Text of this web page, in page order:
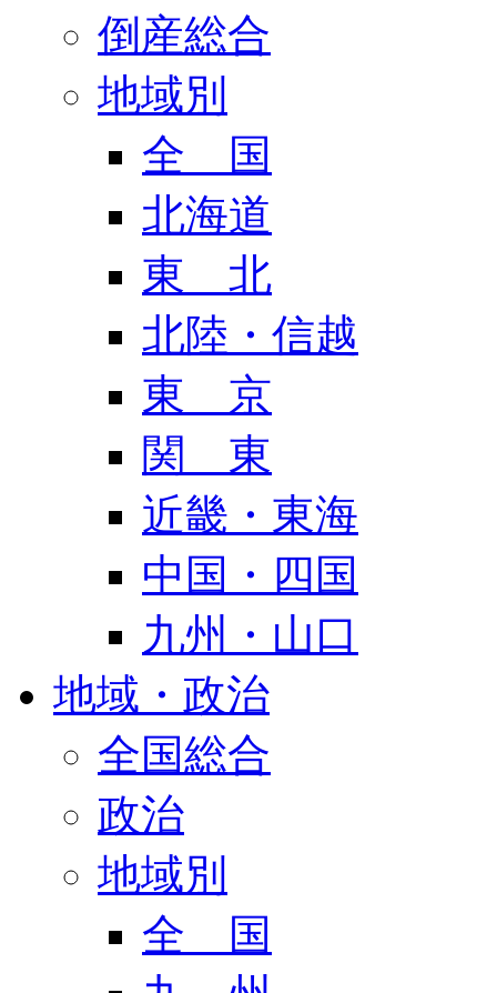
倒産総合
地域別
全 国
北海道
東 北
北陸・信越
東 京
関 東
近畿・東海
中国・四国
九州・山口
地域・政治
全国総合
政治
地域別
全 国